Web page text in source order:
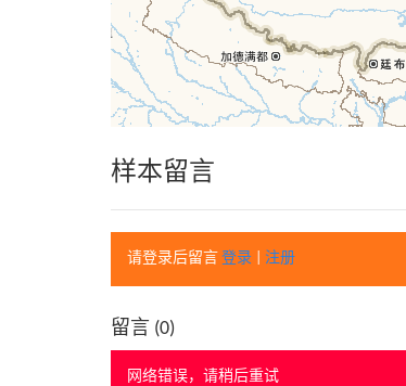
样本留言
请登录后留言 登录 注册
留言 (0)
网络错误，请稍后重试